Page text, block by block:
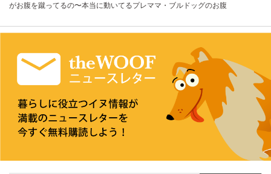
がお腹を蹴ってるの〜本当に動いてるプレママ・ブルドッグのお腹